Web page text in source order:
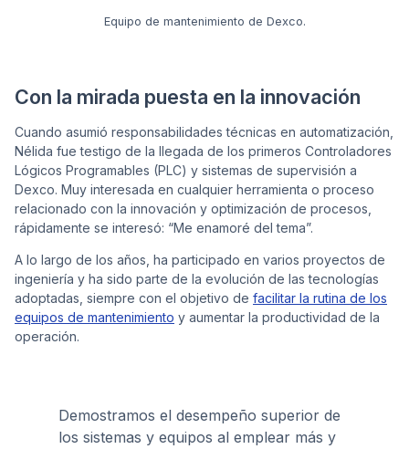
Equipo de mantenimiento de Dexco.
Con la mirada puesta en la innovación
Cuando asumió responsabilidades técnicas en automatización,
Nélida fue testigo de la llegada de los primeros Controladores
Lógicos Programables (PLC) y sistemas de supervisión a
Dexco. Muy interesada en cualquier herramienta o proceso
relacionado con la innovación y optimización de procesos,
rápidamente se interesó: “Me enamoré del tema”.
A lo largo de los años, ha participado en varios proyectos de
ingeniería y ha sido parte de la evolución de las tecnologías
adoptadas, siempre con el objetivo de facilitar la rutina de los
equipos de mantenimiento y aumentar la productividad de la
operación.
Demostramos el desempeño superior de
los sistemas y equipos al emplear más y